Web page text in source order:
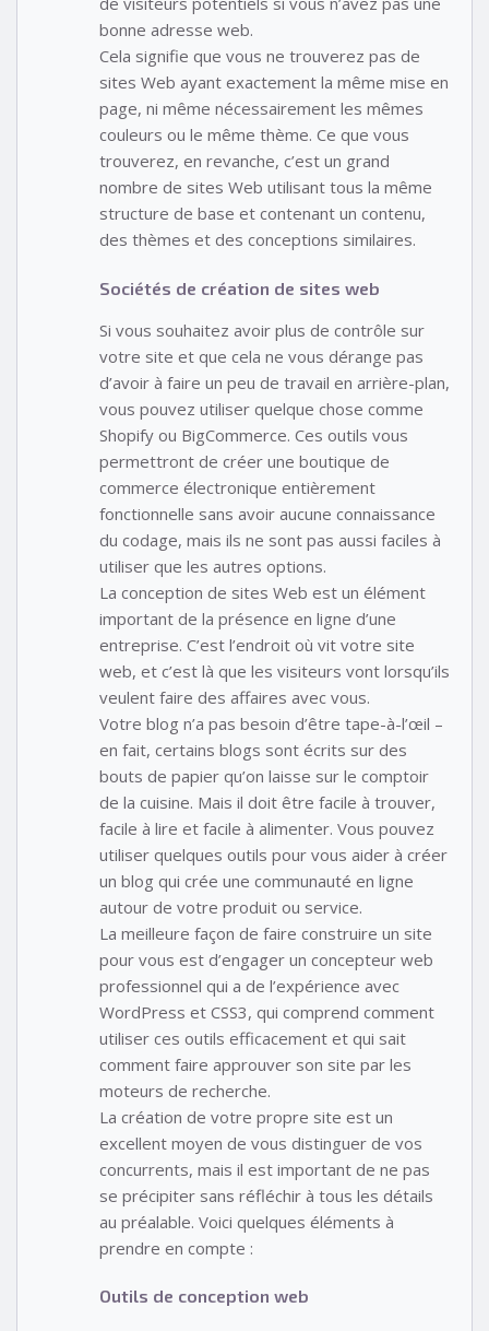
bonne adresse web.
Cela signifie que vous ne trouverez pas de
sites Web ayant exactement la même mise en
page, ni même nécessairement les mêmes
couleurs ou le même thème. Ce que vous
trouverez, en revanche, c’est un grand
nombre de sites Web utilisant tous la même
structure de base et contenant un contenu,
des thèmes et des conceptions similaires.
Sociétés de création de sites web
Si vous souhaitez avoir plus de contrôle sur
votre site et que cela ne vous dérange pas
d’avoir à faire un peu de travail en arrière-plan,
vous pouvez utiliser quelque chose comme
Shopify ou BigCommerce. Ces outils vous
permettront de créer une boutique de
commerce électronique entièrement
fonctionnelle sans avoir aucune connaissance
du codage, mais ils ne sont pas aussi faciles à
utiliser que les autres options.
La conception de sites Web est un élément
important de la présence en ligne d’une
entreprise. C’est l’endroit où vit votre site
web, et c’est là que les visiteurs vont lorsqu’ils
veulent faire des affaires avec vous.
Votre blog n’a pas besoin d’être tape-à-l’œil –
en fait, certains blogs sont écrits sur des
bouts de papier qu’on laisse sur le comptoir
de la cuisine. Mais il doit être facile à trouver,
facile à lire et facile à alimenter. Vous pouvez
utiliser quelques outils pour vous aider à créer
un blog qui crée une communauté en ligne
autour de votre produit ou service.
La meilleure façon de faire construire un site
pour vous est d’engager un concepteur web
professionnel qui a de l’expérience avec
WordPress et CSS3, qui comprend comment
utiliser ces outils efficacement et qui sait
comment faire approuver son site par les
moteurs de recherche.
La création de votre propre site est un
excellent moyen de vous distinguer de vos
concurrents, mais il est important de ne pas
se précipiter sans réfléchir à tous les détails
au préalable. Voici quelques éléments à
prendre en compte :
Outils de conception web